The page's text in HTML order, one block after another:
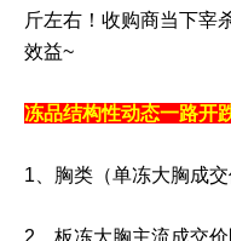
斤左右！收购商当下宰
效益~
冻品结构性动态一路开
1、胸类（单冻大胸成
2、板冻大胸主流成交